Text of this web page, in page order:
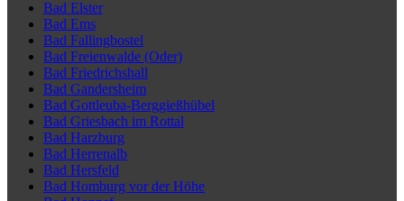
Bad Elster
Bad Ems
Bad Fallingbostel
Bad Freienwalde (Oder)
Bad Friedrichshall
Bad Gandersheim
Bad Gottleuba-Berggießhübel
Bad Griesbach im Rottal
Bad Harzburg
Bad Herrenalb
Bad Hersfeld
Bad Homburg vor der Höhe